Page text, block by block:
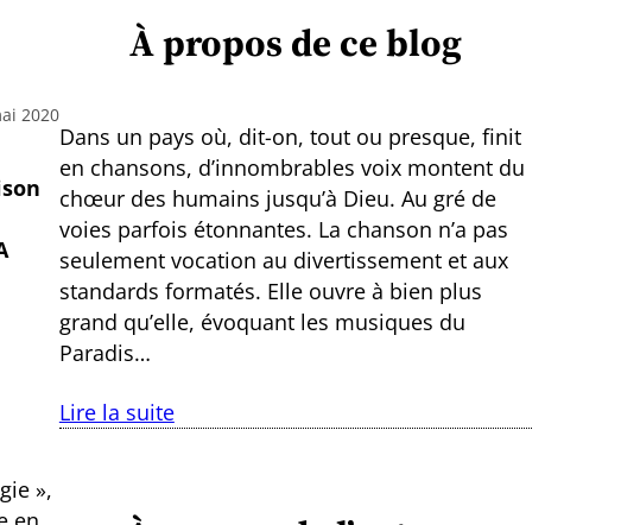
2020
»,
À propos de ce blog
Dans un pays où, dit-on, tout ou presque, finit
en chansons, d’innombrables voix montent du
chœur des humains jusqu’à Dieu. Au gré de
voies parfois étonnantes. La chanson n’a pas
seulement vocation au divertissement et aux
standards formatés. Elle ouvre à bien plus
grand qu’elle, évoquant les musiques du
Paradis…
Lire la suite